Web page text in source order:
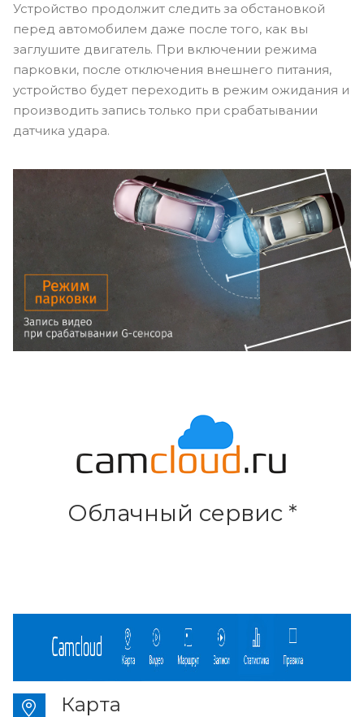
Устройство продолжит следить за обстановкой
перед автомобилем даже после того, как вы
заглушите двигатель. При включении режима
парковки, после отключения внешнего питания,
устройство будет переходить в режим ожидания и
производить запись только при срабатывании
датчика удара.
Облачный сервис *
Карта